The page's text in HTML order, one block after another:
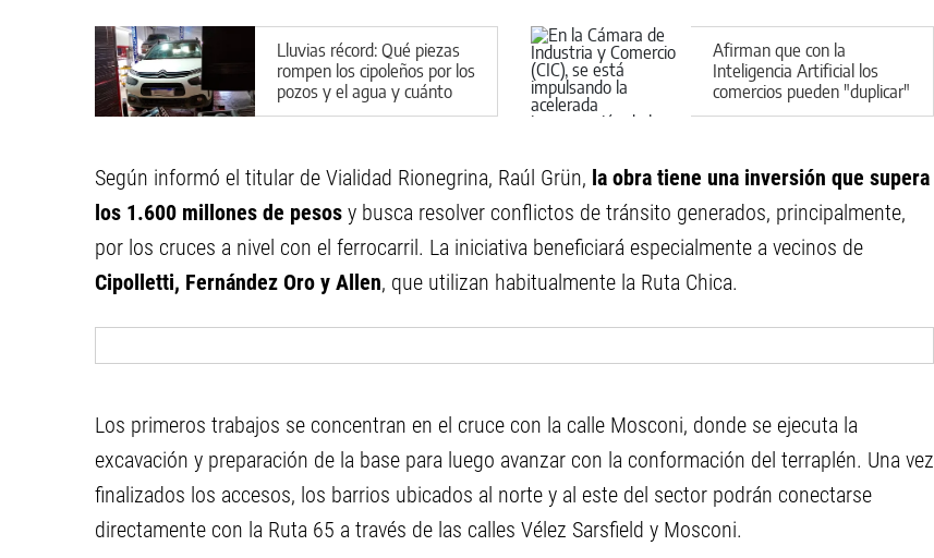
Lluvias récord: Qué piezas
rompen los cipoleños por los
pozos y el agua y cuánto
sale reparar los vehículos
Afirman que con la
Inteligencia Artificial los
comercios pueden "duplicar"
sus ventas en 90 días
Según informó el titular de Vialidad Rionegrina, Raúl Grün, la obra tiene una inversión que supera
los 1.600 millones de pesos y busca resolver conflictos de tránsito generados, principalmente,
por los cruces a nivel con el ferrocarril. La iniciativa beneficiará especialmente a vecinos de
Cipolletti, Fernández Oro y Allen, que utilizan habitualmente la Ruta Chica.
Los primeros trabajos se concentran en el cruce con la calle Mosconi, donde se ejecuta la
excavación y preparación de la base para luego avanzar con la conformación del terraplén. Una vez
finalizados los accesos, los barrios ubicados al norte y al este del sector podrán conectarse
directamente con la Ruta 65 a través de las calles Vélez Sarsfield y Mosconi.